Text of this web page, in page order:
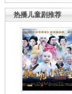
热播儿童剧推荐